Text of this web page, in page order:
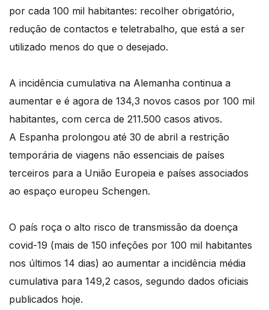
por cada 100 mil habitantes: recolher obrigatório,
redução de contactos e teletrabalho, que está a ser
utilizado menos do que o desejado.
A incidência cumulativa na Alemanha continua a
aumentar e é agora de 134,3 novos casos por 100 mil
habitantes, com cerca de 211.500 casos ativos.
A Espanha prolongou até 30 de abril a restrição
temporária de viagens não essenciais de países
terceiros para a União Europeia e países associados
ao espaço europeu Schengen.
O país roça o alto risco de transmissão da doença
covid-19 (mais de 150 infeções por 100 mil habitantes
nos últimos 14 dias) ao aumentar a incidência média
cumulativa para 149,2 casos, segundo dados oficiais
publicados hoje.